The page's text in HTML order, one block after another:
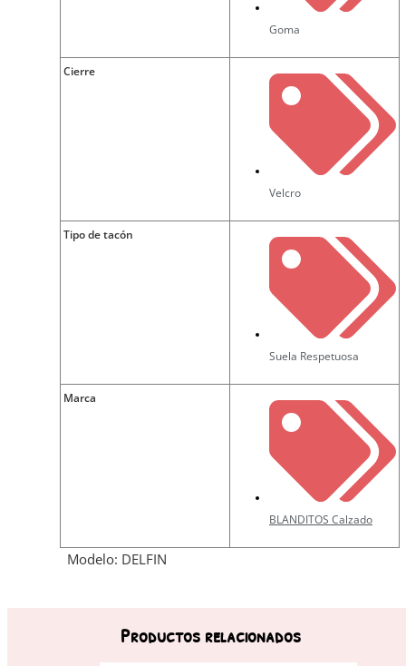
Goma
Cierre
Velcro
Tipo de tacón
Suela Respetuosa
Marca
BLANDITOS Calzado
Modelo: DELFIN
Productos relacionados